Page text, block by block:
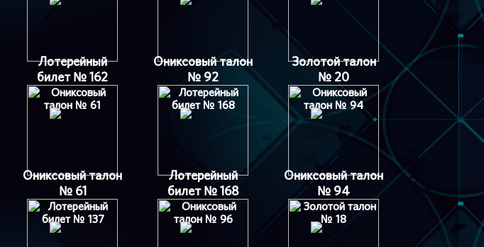
Лотерейный
билет № 162
Ониксовый талон
№ 92
Золотой талон
№ 20
Ониксовый талон
№ 61
Лотерейный
билет № 168
Ониксовый талон
№ 94